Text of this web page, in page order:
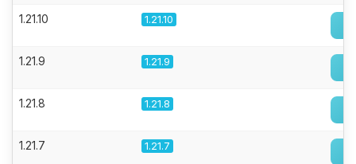
1.21.10 1.21.10
1.21.9 1.21.9
1.21.8 1.21.8
1.21.7 1.21.7